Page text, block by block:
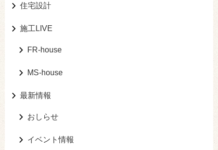
住宅設計
施工LIVE
FR-house
MS-house
最新情報
おしらせ
イベント情報